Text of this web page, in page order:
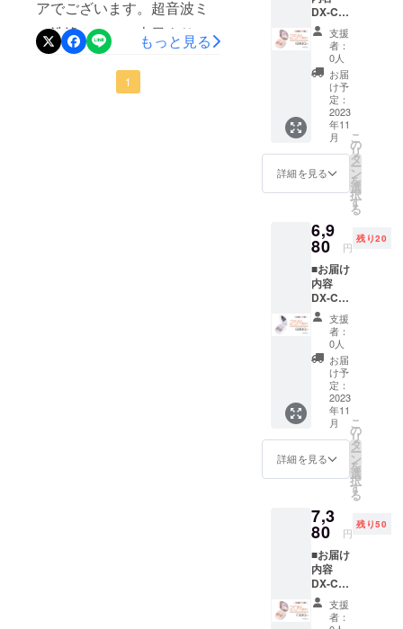
ト〉Twitter
https://twitter.com/afustore_jp
しょうか？ソフト、ハー
ド、ちなみに私が使用して
いるのは酸素透過性のO2レ
ンズです。A：ソフト、ハー
アでございます。超音波ミ
ニ洗浄ケース、本日より募
集スタートしました！
Point1.超音波の力で、汚れ
もっと見る
1
営サイトを
通じて128件
のプロジェ
クトの立ち
上げ、総額
5.5億円のご
支援を達成
す。何れも
ウドファン
ディング業
界の実行者
として1位の
記録です。
個々のプロ
ジェクトに
ついても、1
億円を達成
した「Warm
Geek」をは
じめ、国内
のクラウド
ファンディ
門では 1～3
位、掃除機
部門では1、
2位をそれぞ
れ独占、ア
ウターやモ
DX-C4-
001
ピーチ
ゴール
ド*1 ピ
ンセッ
ト*1 吸
盤*1 充
電ケー
ブル*1
説明書
*1 ※お
届け時
期は、
配送状
況によ
り遅れ
る可能
性もご
ざいま
す。 ※
送料込
の価格
となり
ます。
※商品の
仕様、
デザイ
ンに関
しまし
ては一
もござ
いま
す。ご
了承く
ださ
い。
支援
者：
0人
お届
け予
定：
2023
年11
月
詳細を見る
こ
の
リ
タ
ー
ン
を
選
択
す
る
6,9
80 円
残り20
■お届け
内容
DX-C4-
002 シ
ルバー
ホワイ
ト*1 ピ
ンセッ
ト*1 吸
盤*1 充
電ケー
ブル*1
説明書
*1 ※お
届け時
期は、
配送状
況によ
り遅れ
る可能
性もご
ざいま
す。 ※
送料込
支援
者：
0人
お届
け予
定：
2023
年11
月
詳細を見る
こ
の
リ
タ
ー
ン
を
選
択
す
る
7,3
80 円
残り50
■お届け
内容
DX-C4-
001
ピーチ
支援
者：